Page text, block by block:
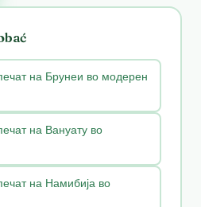
на Брунеи во модерен
на Вануату во
на Намибија во